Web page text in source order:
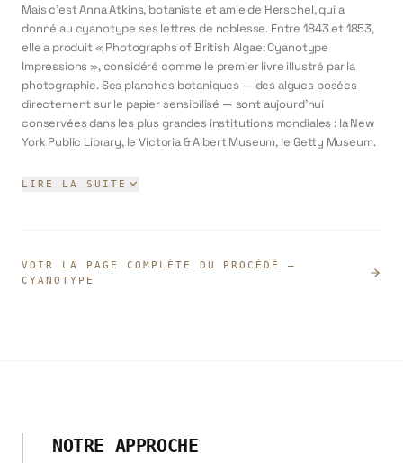
Mais c'est Anna Atkins, botaniste et amie de Herschel, qui a
donné au cyanotype ses lettres de noblesse. Entre 1843 et 1853,
elle a produit « Photographs of British Algae: Cyanotype
Impressions », considéré comme le premier livre illustré par la
photographie. Ses planches botaniques — des algues posées
directement sur le papier sensibilisé — sont aujourd'hui
conservées dans les plus grandes institutions mondiales : la New
York Public Library, le Victoria & Albert Museum, le Getty Museum.
Le procédé a ensuite connu une seconde vie inattendue dans
construction.
de praticiens dans le monde entier.
LIRE LA SUITE
VOIR LA PAGE COMPLÈTE DU PROCÉDÉ
—
CYANOTYPE
NOTRE APPROCHE